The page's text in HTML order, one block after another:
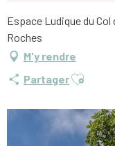
Espace Ludique du
Roches
M'y rendre
PartagerAjouter